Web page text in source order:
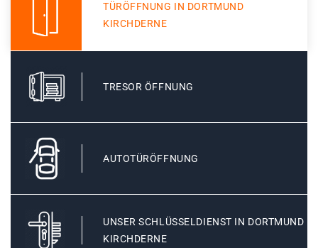
TÜRÖFFNUNG IN DORTMUND
KIRCHDERNE
TRESOR ÖFFNUNG
AUTOTÜRÖFFNUNG
UNSER SCHLÜSSELDIENST IN DORTMUND
KIRCHDERNE